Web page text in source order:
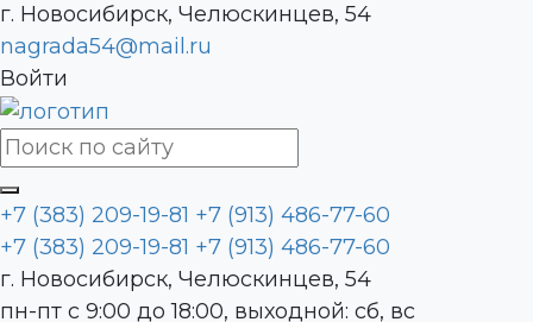
г. Новосибирск, Челюскинцев, 54
nagrada54@mail.ru
Войти
+7 (383) 209-19-81 +7 (913) 486-77-60
+7 (383) 209-19-81 +7 (913) 486-77-60
г. Новосибирск, Челюскинцев, 54
пн-пт с 9:00 до 18:00, выходной: сб, вс